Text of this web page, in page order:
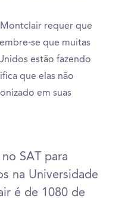
requer que
se que muitas
estão fazendo
que elas não
em suas
SAT para
na Universidade
é de 1080 de